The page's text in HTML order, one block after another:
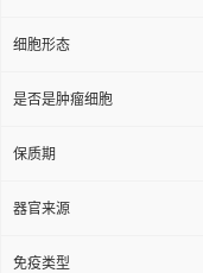
细胞形态
是否是肿瘤细胞
保质期
器官来源
免疫类型